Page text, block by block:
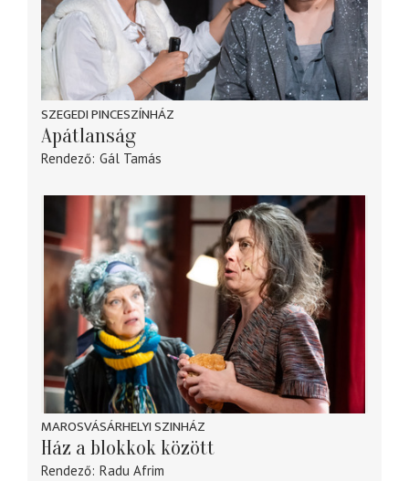
SZEGEDI PINCESZÍNHÁZ
Apátlanság
Rendező Gál Tamás
MAROSVÁSÁRHELYI SZINHÁZ
Ház a blokkok között
Rendező Radu Afrim